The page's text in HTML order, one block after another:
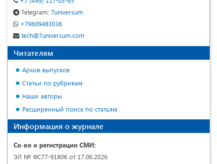
Telegram: 7universum
+79609483038
tech@7universum.com
Читателям
Архив выпусков
Статьи по рубрикам
Наши авторы
Расширенный поиск по статьям
Информация о журнале
Св-во о регистрации СМИ:
ЭЛ № ФС77-91806 от 17.06.2026